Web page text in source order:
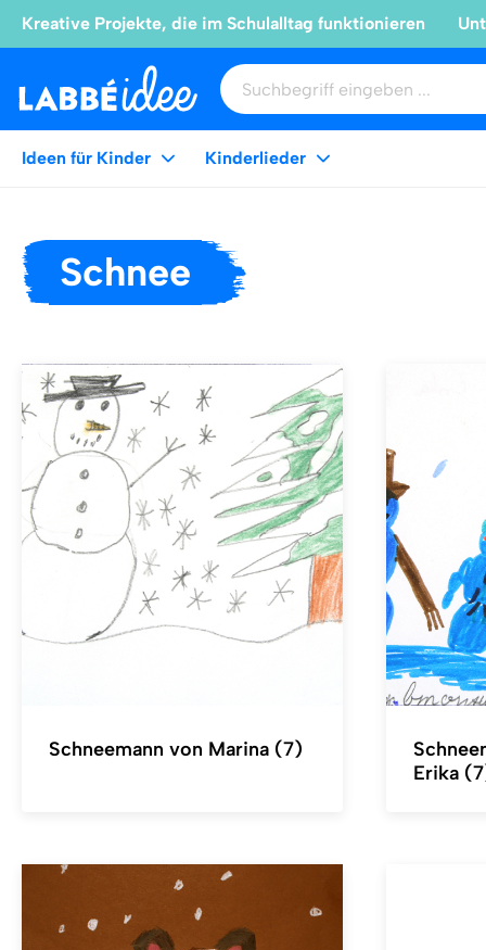
Kreative Projekte, die im Schulalltag funktionieren
Ideen für Kinder Kinderlieder
Schnee
Schneemann von Marina (7)
Erika